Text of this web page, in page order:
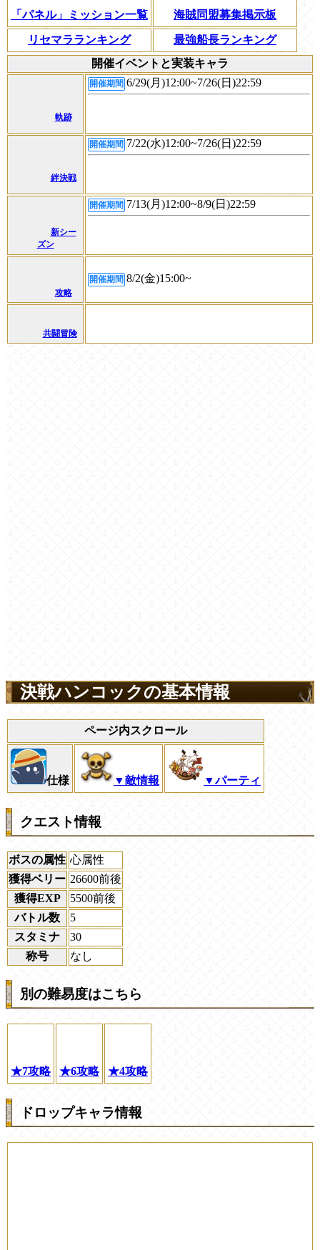
「パネル」ミッション一覧 海賊同盟募集掲示板
リセマラランキング
最強船長ランキング
開催イベントと実装キャラ
軌跡
開催期間 6/29(月)12:00~7/26(日)22:59
絆決戦
開催期間 7/22(水)12:00~7/26(日)22:59
新シー
ズン
開催期間 7/13(月)12:00~8/9(日)22:59
攻略
開催期間 8/2(金)15:00~
共闘冒険
決戦ハンコックの基本情報
ページ内スクロール
仕様 ▼敵情報 ▼パーティ
クエスト情報
ボスの属性 心属性
獲得ベリー 26600前後
獲得EXP
5500前後
バトル数
5
スタミナ
30
称号
なし
別の難易度はこちら
★7攻略 ★6攻略 ★4攻略
ドロップキャラ情報